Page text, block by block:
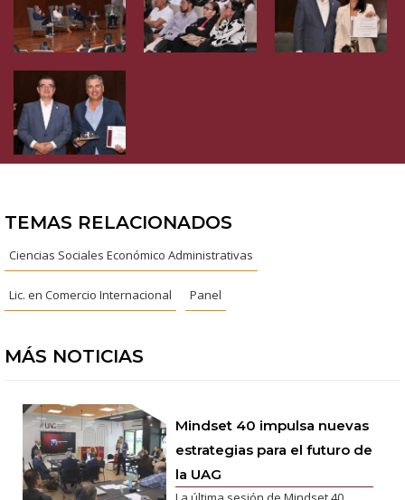
TEMAS RELACIONADOS
Ciencias Sociales Económico Administrativas
Lic. en Comercio Internacional Panel
MÁS NOTICIAS
Mindset 40 impulsa nuevas
estrategias para el futuro de
la UAG